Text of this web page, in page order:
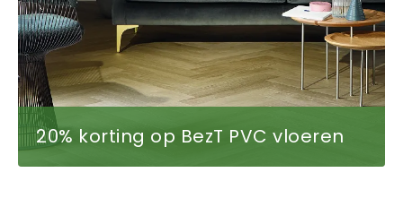
20% korting op BezT PVC vloeren